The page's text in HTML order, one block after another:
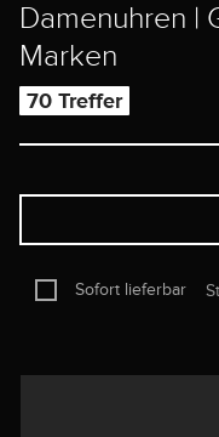
Damenuhren |
Marken
70 Treffer
Sofort lieferbar